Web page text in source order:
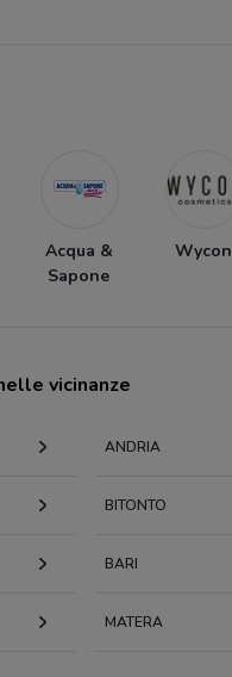
Acqua &
Sapone
Wycon
vicinanze
ANDRIA
BITONTO
BARI
MATERA